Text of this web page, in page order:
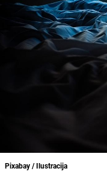
Pixabay / Ilustracija